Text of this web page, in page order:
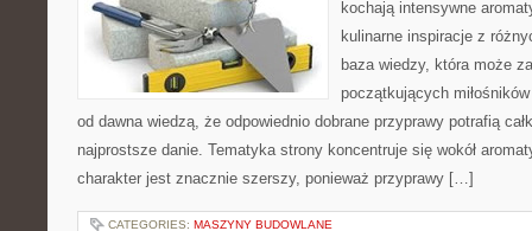
kochają intensywne
kulinarne inspiracje z
baza wiedzy, która może
początkujących
od dawna wiedzą, że odpowiednio dobrane przyprawy potrafią
najprostsze danie. Tematyka strony koncentruje się wokół
charakter jest znacznie szerszy, ponieważ przyprawy […]
CATEGORIES: MASZYNY BUDOWLANE